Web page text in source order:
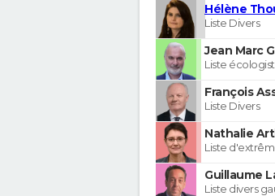
Hélène
Liste Divers
Jean Marc
Liste
François
Liste Divers
Nathalie
Liste
Guillaume
Liste divers